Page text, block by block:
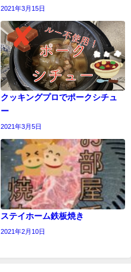
2021年3月15日
クッキングプロでポークシチュ
ー
2021年3月5日
ステイホーム鉄板焼き
2021年2月10日